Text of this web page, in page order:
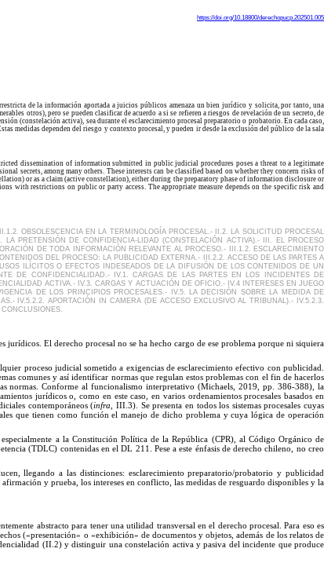
https://doi.org/10.18800/derechopucp.202501.005
de la información aportada a juicios públicos amenaza un bien jurídico y solicita, por tanto, una
otros), pero se pueden clasificar de acuerdo a si se refieren a riesgos de revelación de un secreto, de
(constelación activa), sea durante el esclarecimiento procesal preparatorio o probatorio. En cada caso,
medidas dependen del riesgo y contexto procesal, y pueden ir desde la exclusión del público de la sala
dissemination of information submitted in public judicial procedures poses a threat to a legitimate
secrets, among many others. These interests can be classified based on whether they concern risks of
or as a claim (active constellation), either during the preparatory phase of information disclosure or
with restrictions on public or party access. The appropriate measure depends on the specific risk and
OBSOLESCENCIA EN LA TERMINOLOGÍA PROCESAL.- II.2. LA SOLICITUD PROCESAL
PRETENSIÓN DE CONFIDENCIA-LIDAD (CONSTELACIÓN ACTIVA).- III. EL PROCESO
DE TODA INFORMACIÓN RELEVANTE AL PROCESO.- III.1.2. ESCLARECIMIENTO
DEL PROCESO: LA PUBLICIDAD EXTERNA.- III.2.2. ACCESO DE LAS PARTES A
ILÍCITOS O EFECTOS INDESEADOS DE LA DIFUSIÓN DE LOS CONTENIDOS DE UN
DE CONFIDENCIALIDAD.- IV.1. CARGAS DE LAS PARTES EN LOS INCIDENTES DE
ACTIVA.- IV.3. CARGAS Y ACTUACIÓN DE OFICIO.- IV.4 INTERESES EN JUEGO
DE LOS PRINCIPIOS PROCESALES.- IV.5. LA DECISIÓN SOBRE LA MEDIDA DE
IV.5.2.2. APORTACIÓN IN CAMERA (DE ACCESO EXCLUSIVO AL TRIBUNAL).- IV.5.2.3.
jurídicos. El derecho procesal no se ha hecho cargo de ese problema porque ni siquiera
proceso judicial sometido a exigencias de esclarecimiento efectivo con publicidad.
comunes y así identificar normas que regulan estos problemas con el fin de hacerlos
normas. Conforme al funcionalismo interpretativo (Michaels, 2019, pp.386-388), la
jurídicos o, como en este caso, en varios ordenamientos procesales basados en
contemporáneos (infra , III.3). Sepresenta en todos los sistemas procesales cuyas
que tienen como función el manejo de dicho problema y cuya lógica de operación
a la Constitución Política de la República (CPR), al Código Orgánico de
(TDLC) contenidas en el DL 211. Pese a este énfasis de derecho chileno, no creo
llegando a las distinciones: esclarecimiento preparatorio/probatorio y publicidad
y prueba, los intereses en conflicto, las medidas de resguardo disponibles y la
abstracto para tener una utilidad transversal en el derecho procesal. Para eso es
(«presentación» o «exhibición» de documentos y objetos, además de los relatos de
(II.2) y distinguir una constelación activa y pasiva del incidente que produce